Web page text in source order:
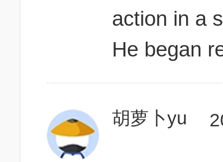
action in a
He began
胡萝卜yu